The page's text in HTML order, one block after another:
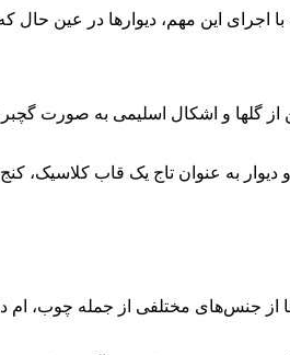
این مهم، دیوارها در عین حال
از گلها و اشکال اسلیمی به صورت
به عنوان تاج یک قاب کلاسیک،
از جنس‌های مختلفی از جمله چوب،